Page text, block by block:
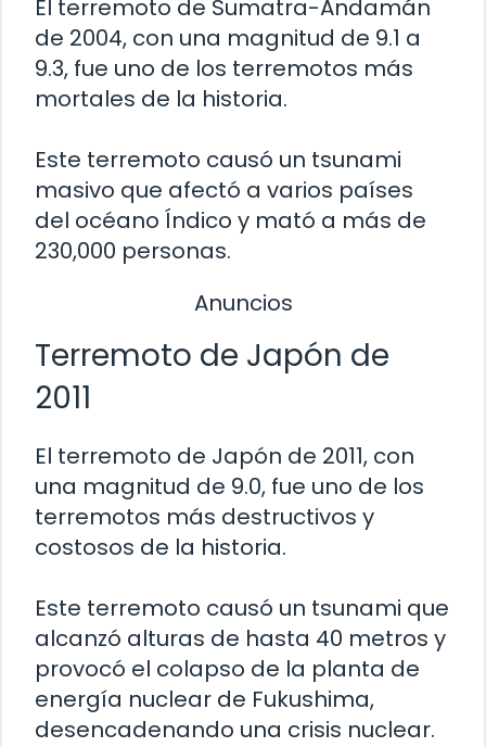
El terremoto de Sumatra-Andamán
de 2004, con una magnitud de 9.1 a
9.3, fue uno de los terremotos más
mortales de la historia.
Este terremoto causó un tsunami
masivo que afectó a varios países
del océano Índico y mató a más de
230,000 personas.
Anuncios
Terremoto de Japón de
2011
El terremoto de Japón de 2011, con
una magnitud de 9.0, fue uno de los
terremotos más destructivos y
costosos de la historia.
Este terremoto causó un tsunami que
alcanzó alturas de hasta 40 metros y
provocó el colapso de la planta de
energía nuclear de Fukushima,
desencadenando una crisis nuclear.